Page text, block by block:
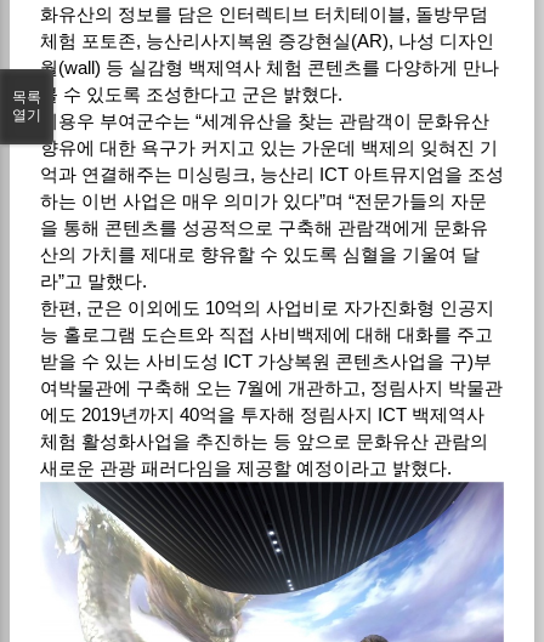
화유산의 정보를 담은 인터렉티브 터치테이블, 돌방무덤
체험 포토존, 능산리사지복원 증강현실(AR), 나성 디자인
월(wall) 등 실감형 백제역사 체험 콘텐츠를 다양하게 만나
볼 수 있도록 조성한다고 군은 밝혔다.
이용우 부여군수는 “세계유산을 찾는 관람객이 문화유산
향유에 대한 욕구가 커지고 있는 가운데 백제의 잊혀진 기
억과 연결해주는 미싱링크, 능산리 ICT 아트뮤지엄을 조성
하는 이번 사업은 매우 의미가 있다”며 “전문가들의 자문
을 통해 콘텐츠를 성공적으로 구축해 관람객에게 문화유
산의 가치를 제대로 향유할 수 있도록 심혈을 기울여 달
라”고 말했다.
한편, 군은 이외에도 10억의 사업비로 자가진화형 인공지
능 홀로그램 도슨트와 직접 사비백제에 대해 대화를 주고
받을 수 있는 사비도성 ICT 가상복원 콘텐츠사업을 구)부
여박물관에 구축해 오는 7월에 개관하고, 정림사지 박물관
에도 2019년까지 40억을 투자해 정림사지 ICT 백제역사
체험 활성화사업을 추진하는 등 앞으로 문화유산 관람의
새로운 관광 패러다임을 제공할 예정이라고 밝혔다.
목록
열기